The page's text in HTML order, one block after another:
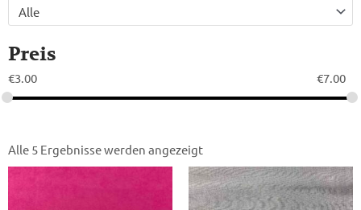
Alle
Preis
€3.00 €7.00
Alle 5 Ergebnisse werden angezeigt